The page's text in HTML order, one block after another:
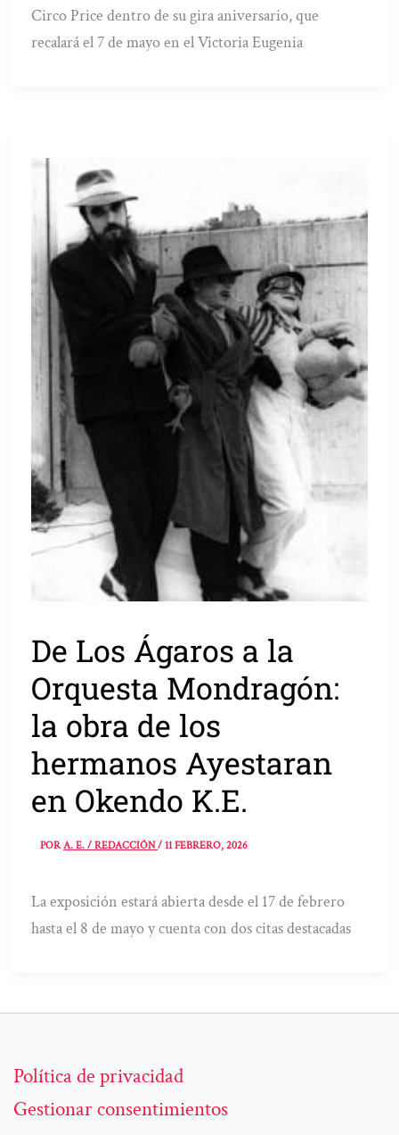
Circo Price dentro de su gira aniversario, que
recalará el 7 de mayo en el Victoria Eugenia
De Los Ágaros a la
Orquesta Mondragón:
la obra de los
hermanos Ayestaran
en Okendo K.E.
PORA. E. / REDACCIÓN/11 FEBRERO, 2026
La exposición estará abierta desde el 17 de febrero
hasta el 8 de mayo y cuenta con dos citas destacadas
Política de privacidad
Gestionar consentimientos